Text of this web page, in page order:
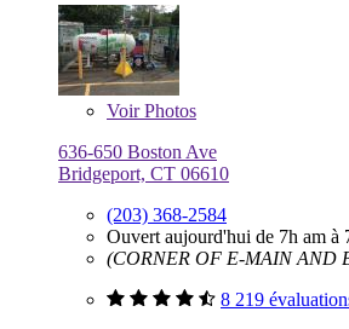
VoirPhotos
636-650 Boston Ave
Bridgeport, CT 06610
(203) 368-2584
Ouvert aujourd'hui de 7h am à
(CORNER OF E-MAIN AND
8 219